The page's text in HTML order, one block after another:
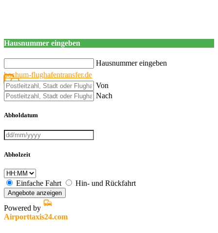
Hausnummer eingeben
Hausnummer eingeben
bochum-flughafentransfer.de
Von
Nach
Abholdatum
Abholzeit
Einfache Fahrt Hin- und Rückfahrt
Angebote anzeigen
Powered by
Airporttaxis24.com